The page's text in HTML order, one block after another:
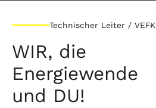
Technischer Leiter / VEFK
WIR, die
Energiewende
und DU!